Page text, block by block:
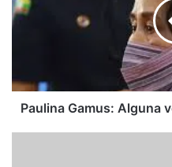
vez
buenos
Paulina Gamus: Alguna